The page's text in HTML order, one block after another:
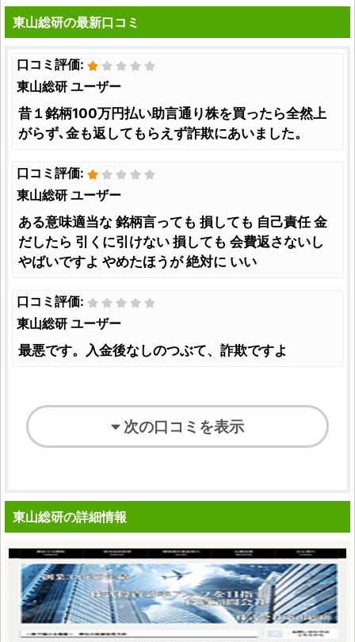
東山総研の最新口コミ
口コミ評価:
東山総研 ユーザー
昔１銘柄100万円払い助言通り株を買ったら全然上
がらず､金も返してもらえず詐欺にあいました。
口コミ評価:
東山総研 ユーザー
ある意味適当な 銘柄言っても 損しても 自己責任 金
だしたら 引くに引けない 損しても 会費返さないし
やばいですよ やめたほうが 絶対に いい
口コミ評価:
東山総研 ユーザー
最悪です。入金後なしのつぶて、詐欺ですよ
次の口コミを表示
東山総研の詳細情報